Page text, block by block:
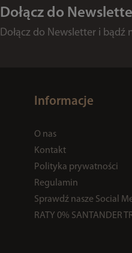
Dołącz do
Dołącz do Newsletter i bądź
Informacje
O nas
Kontakt
Polityka prywatności
Regulamin
Sprawdź nasze Social
RATY 0% SANTANDER